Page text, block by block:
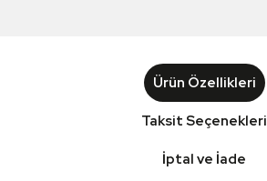
Ürün Özellikleri
Taksit Seçenekleri
İptal ve İade